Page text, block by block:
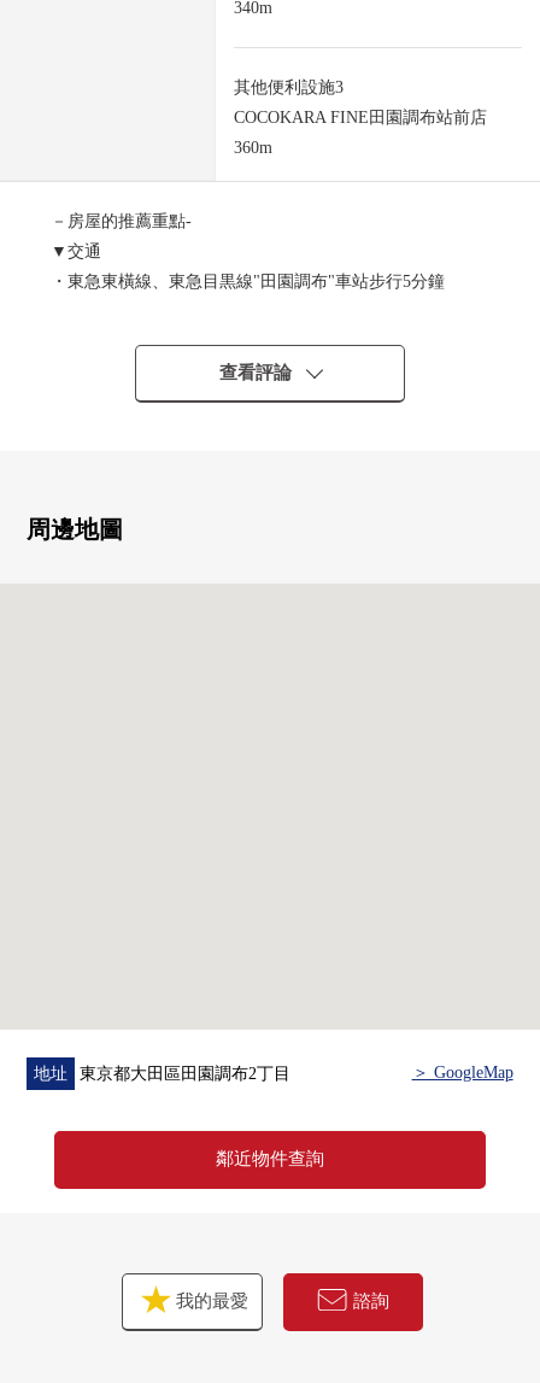
340m
其他便利設施3
COCOKARA FINE田園調布站前店
360m
－房屋的推薦重點-
▼交通
・東急東橫線、東急目黒線"田園調布"車站步行5分鐘
計劃投報率：一年7.8%
之後的租金的東西。
查看評論
周邊地圖
地址 東京都大田區田園調布2丁目 ＞ GoogleMap
鄰近物件查詢
我的最愛 諮詢